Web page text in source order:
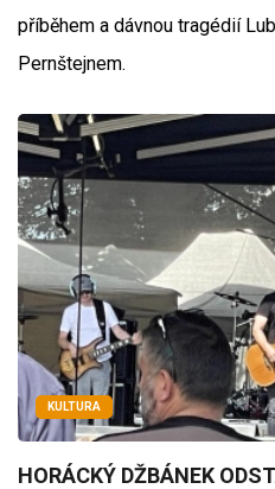
příběhem a dávnou tragédií
Pernštejnem.
KULTURA
HORÁCKÝ DŽBÁNEK